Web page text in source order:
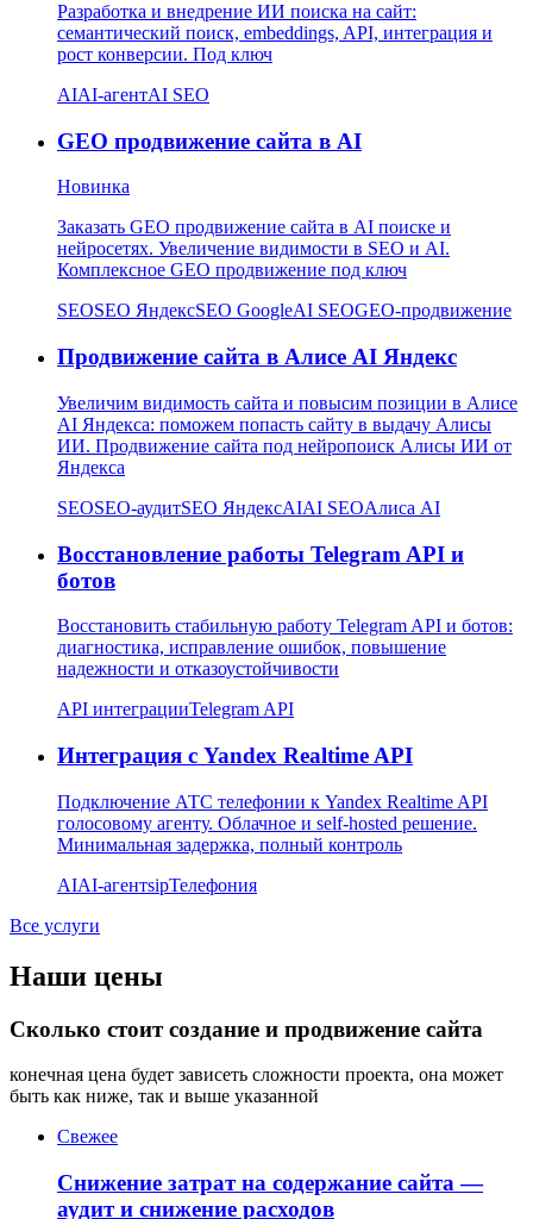
Разработка и внедрение ИИ поиска на сайт:
семантический поиск, embeddings, API, интеграция и
рост конверсии. Под ключ
AIAI-агентAI SEO
GEO продвижение сайта в AI
Новинка
Заказать GEO продвижение сайта в AI поиске и
нейросетях. Увеличение видимости в SEO и AI.
Комплексное GEO продвижение под ключ
SEOSEO ЯндексSEO GoogleAI SEOGEO-продвижение
Продвижение сайта в Алисе AI Яндекс
Увеличим видимость сайта и повысим позиции в Алисе
AI Яндекса: поможем попасть сайту в выдачу Алисы
ИИ. Продвижение сайта под нейропоиск Алисы ИИ от
Яндекса
SEOSEO-аудитSEO ЯндексAIAI SEOАлиса AI
Восстановление работы Telegram API и
ботов
Восстановить стабильную работу Telegram API и ботов:
диагностика, исправление ошибок, повышение
надежности и отказоустойчивости
API интеграцииTelegram API
Интеграция с Yandex Realtime API
Подключение АТС телефонии к Yandex Realtime API
голосовому агенту. Облачное и self-hosted решение.
Минимальная задержка, полный контроль
AIAI-агентsipТелефония
Все услуги
Наши цены
Сколько стоит создание и продвижение сайта
конечная цена будет зависеть сложности проекта, она может
быть как ниже, так и выше указанной
Свежее
Снижение затрат на содержание сайта —
аудит и снижение расходов